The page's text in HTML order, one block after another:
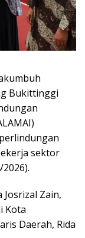
Bukittinggi
sektor
Zain,
Kota
Daerah, Rida